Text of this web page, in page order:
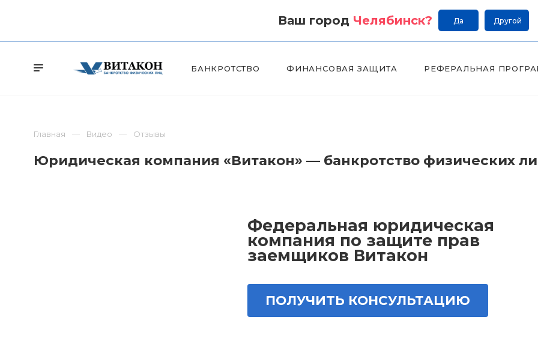
Ваш город Челябинск? Да Другой
БАНКРОТСТВО ФИНАНСОВАЯ ЗАЩИТА РЕФЕРАЛЬНАЯ
Главная Видео Отзывы
Юридическая компания «Витакон» — банкротство физических
Федеральная юридическая
компания по защите прав
заемщиков Витакон
ПОЛУЧИТЬ КОНСУЛЬТАЦИЮ